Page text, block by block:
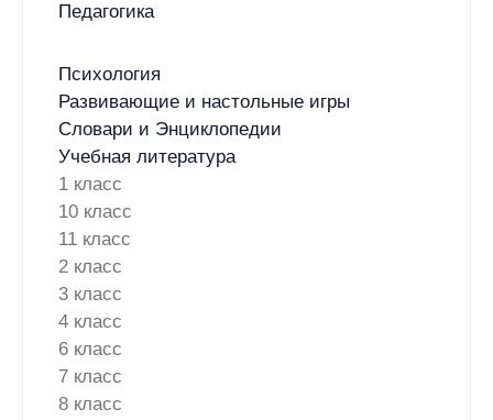
Педагогика
Психология
Развивающие и настольные игры
Словари и Энциклопедии
Учебная литература
1 класс
10 класс
11 класс
2 класс
3 класс
4 класс
6 класс
7 класс
8 класс